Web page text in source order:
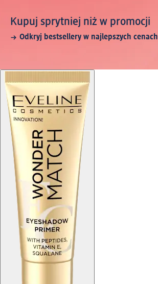
Kupuj sprytniej niż w promocji
Odkryj bestsellery w najlepszych cenach